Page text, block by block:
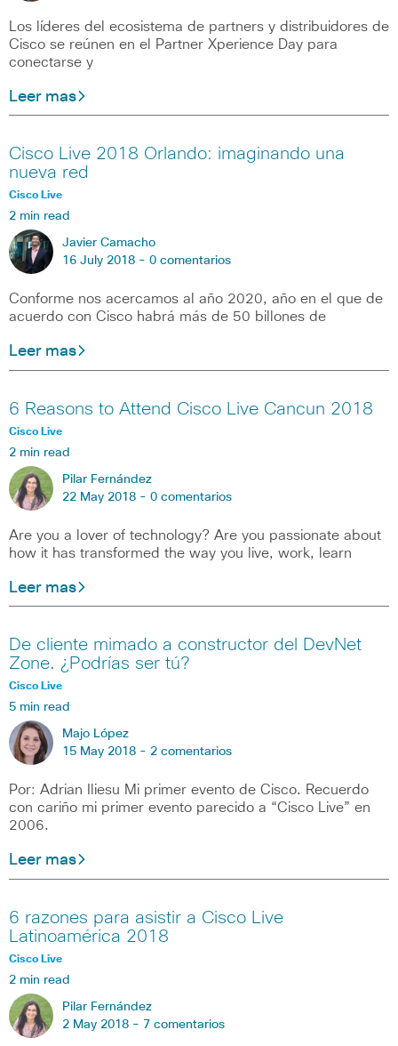
Los líderes del ecosistema de partners y distribuidores de
Cisco se reúnen en el Partner Xperience Day para
conectarse y
Leer mas
Cisco Live 2018 Orlando: imaginando una
nueva red
Cisco Live
2 min read
Javier Camacho
16 July 2018 - 0 comentarios
Conforme nos acercamos al año 2020, año en el que de
acuerdo con Cisco habrá más de 50 billones de
Leer mas
6 Reasons to Attend Cisco Live Cancun 2018
Cisco Live
2 min read
Pilar Fernández
22 May 2018 - 0 comentarios
Are you a lover of technology? Are you passionate about
how it has transformed the way you live, work, learn
Leer mas
De cliente mimado a constructor del DevNet
Zone. ¿Podrías ser tú?
Cisco Live
5 min read
Majo López
15 May 2018 - 2 comentarios
Por: Adrian Iliesu Mi primer evento de Cisco. Recuerdo
con cariño mi primer evento parecido a “Cisco Live” en
2006.
Leer mas
6 razones para asistir a Cisco Live
Latinoamérica 2018
Cisco Live
2 min read
Pilar Fernández
2 May 2018 - 7 comentarios